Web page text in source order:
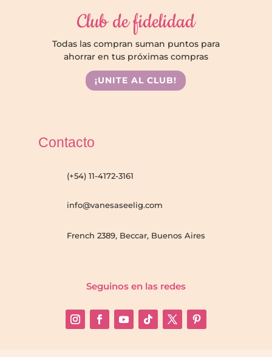
Club de fidelidad
Todas las compran suman puntos para
ahorrar en tus próximas compras
¡UNITE AL CLUB!
Contacto
(+54) 11-4172-3161
info@vanesaseelig.com
French 2389, Beccar, Buenos Aires
Seguinos en las redes